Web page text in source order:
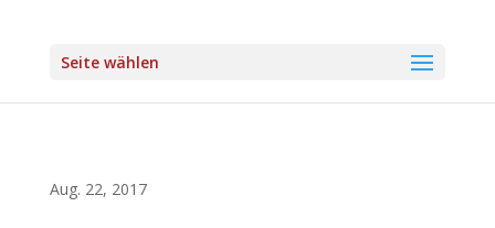
Seite wählen
Aug. 22, 2017